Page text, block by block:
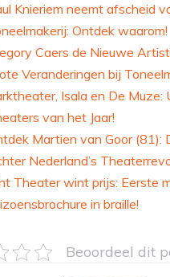
Knieriem neemt afscheid
Ontdek waarom!
Caers de Nieuwe
Veranderingen bij
Isala en De
van het Jaar!
Martien van Goor (81):
Nederland’s
Theater wint prijs: Eerste
in braille!
Beoordeel dit